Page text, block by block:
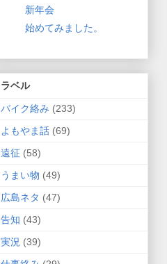
新年会
始めてみました。
ラベル
バイク絡み (233)
よもやま話 (69)
遠征 (58)
うまい物 (49)
広島ネタ (47)
告知 (43)
実況 (39)